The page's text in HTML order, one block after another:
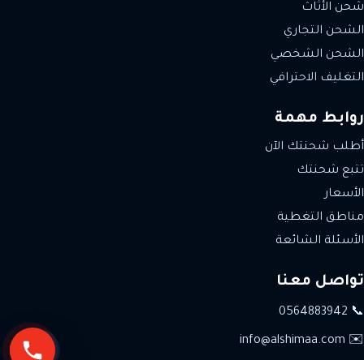
شحن الأثاث
الشحن التجاري
الشحن الشخصي
التغليف الاحترافي
روابط مهمة
أطلب شحنتك الآن
تتبع شحنتك
الأسعار
مناطق التغطية
الأسئلة الشائعة
تواصل معنا
📞 0564883942
✉️ info@alshimaa.com